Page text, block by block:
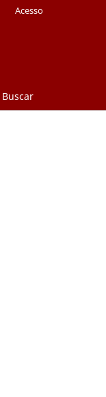
Buscar
Acesso